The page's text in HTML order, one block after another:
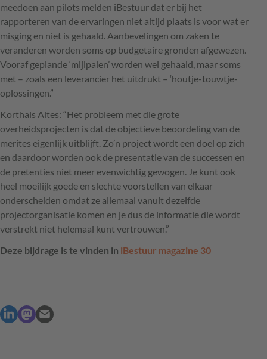
meedoen aan pilots melden iBestuur dat er bij het
rapporteren van de ervaringen niet altijd plaats is voor wat er
misging en niet is gehaald. Aanbevelingen om zaken te
veranderen worden soms op budgetaire gronden afgewezen.
Vooraf geplande ‘mijlpalen’ worden wel gehaald, maar soms
met – zoals een leverancier het uitdrukt – ‘houtje-touwtje-
oplossingen.”
Korthals Altes: “Het probleem met die grote
overheidsprojecten is dat de objectieve beoordeling van de
merites eigenlijk uitblijft. Zo’n project wordt een doel op zich
en daardoor worden ook de presentatie van de successen en
de pretenties niet meer evenwichtig gewogen. Je kunt ook
heel moeilijk goede en slechte voorstellen van elkaar
onderscheiden omdat ze allemaal vanuit dezelfde
projectorganisatie komen en je dus de informatie die wordt
verstrekt niet helemaal kunt vertrouwen.”
Deze bijdrage is te vinden in iBestuur magazine 30